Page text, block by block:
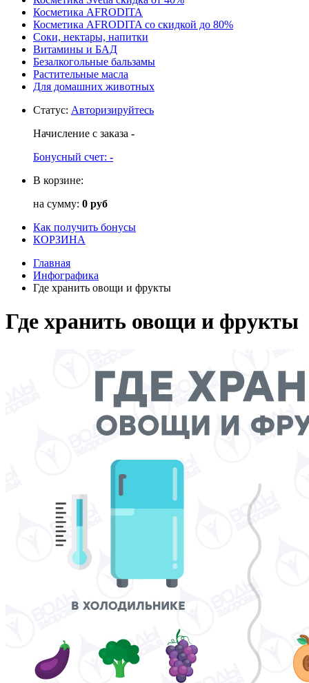
Косметика AFRODITA
Косметика AFRODITA со скидкой до 80%
Соки, нектары, напитки
Витамины и БАД
Безалкогольные бальзамы
Растительные масла
Для домашних животных
Статус: Авторизируйтесь
Начисление с заказа -
Бонусный счет: -
В корзине:
на сумму: 0 руб
Как получить бонусы
КОРЗИНА
Главная
Инфографика
Где хранить овощи и фрукты
Где хранить овощи и фрукты